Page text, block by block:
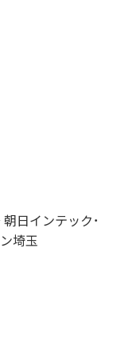
日インテック･
埼玉